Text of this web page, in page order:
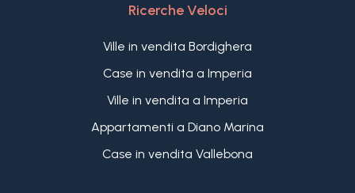
Ricerche Veloci
Ville in vendita Bordighera
Case in vendita a Imperia
Ville in vendita a Imperia
Appartamenti a Diano Marina
Case in vendita Vallebona